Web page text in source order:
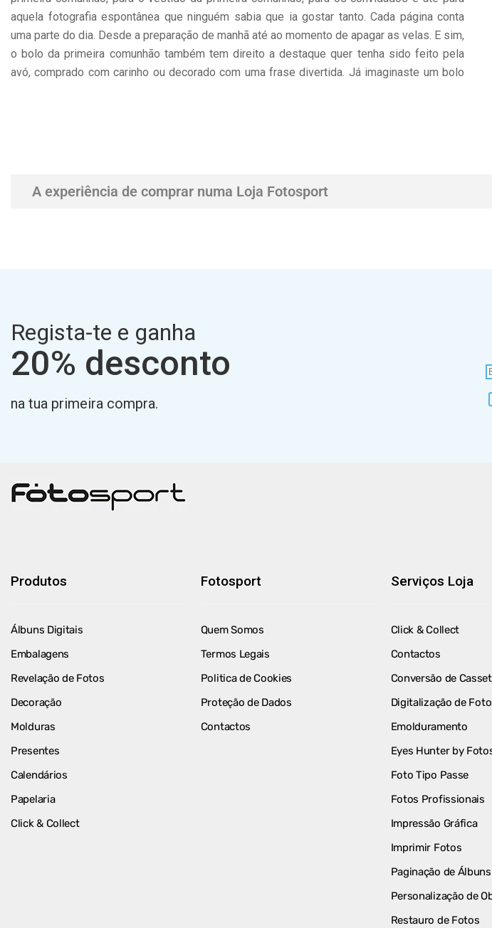
aquela fotografia espontânea que ninguém sabia que ia gostar tanto. Cada página conta
uma parte do dia. Desde a preparação de manhã até ao momento de apagar as velas. E sim,
o bolo da primeira comunhão também tem direito a destaque quer tenha sido feito pela
avó, comprado com carinho ou decorado com uma frase divertida. Já imaginaste um bolo
A experiência de comprar numa Loja Fotosport
Regista-te e ganha
20% desconto
na tua primeira compra.
Produtos
Álbuns Digitais
Embalagens
Revelação de Fotos
Decoração
Molduras
Presentes
Calendários
Papelaria
Click & Collect
Fotosport
Quem Somos
Termos Legais
Politica de Cookies
Proteção de Dados
Contactos
Serviços Loja
Click & Collect
Contactos
Conversão de
Digitalização de
Emolduramento
Eyes Hunter by
Foto Tipo Passe
Fotos Profissionais
Impressão Gráfica
Imprimir Fotos
Paginação de
Personalização de
Restauro de Fotos